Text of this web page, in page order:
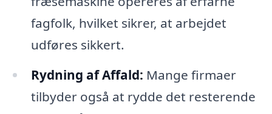
fagfolk, hvilket sikrer, at arbejdet
udføres sikkert.
Rydning af Affald: Mange firmaer
tilbyder også at rydde det resterende